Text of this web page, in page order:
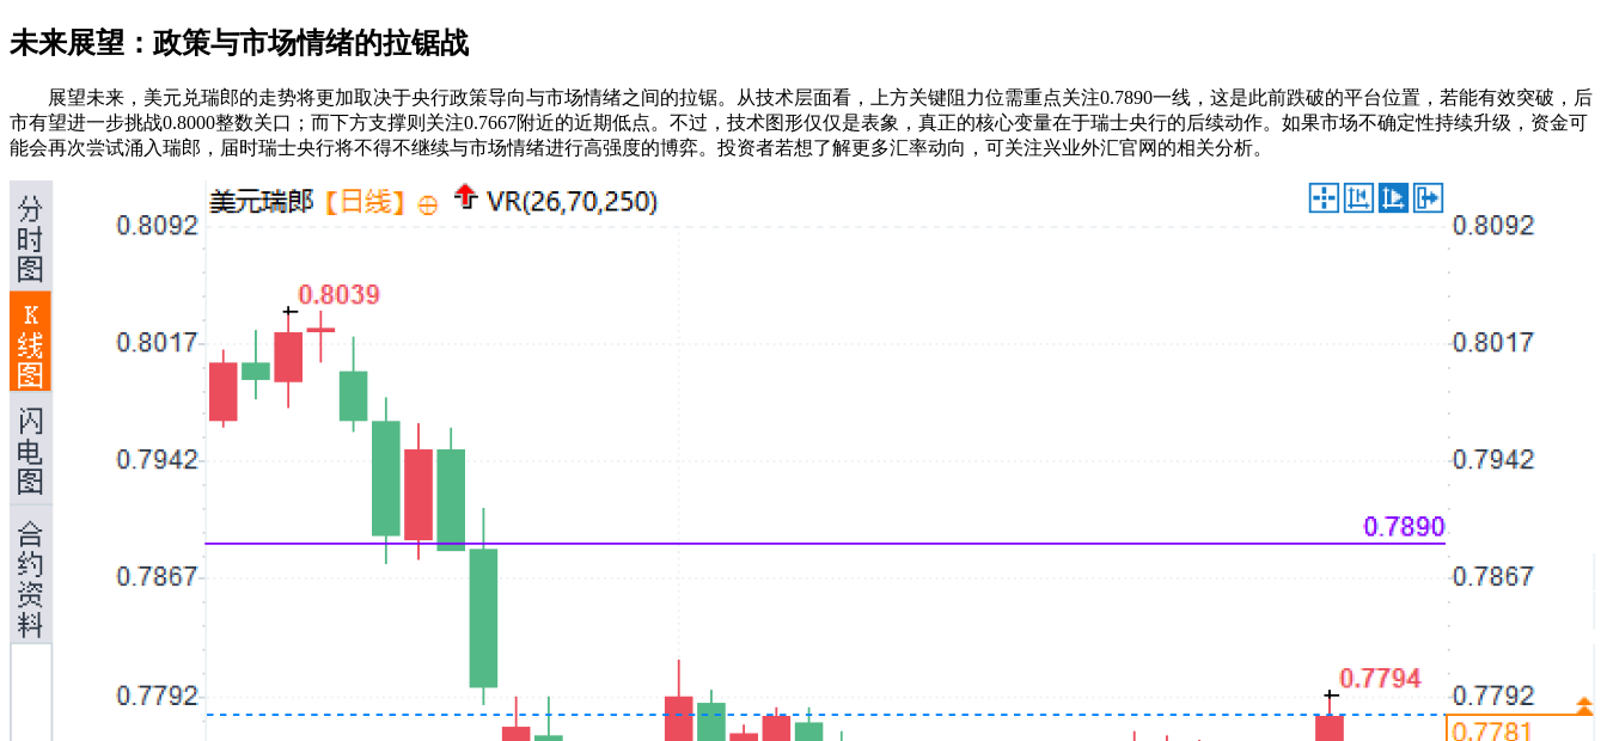
未来展望：政策与市场情绪的拉锯战
展望未来，美元兑瑞郎的走势将更加取决于央行政策导向与市场情绪之间的拉锯。从技术层面看，上方关键阻力位需重点关注0.7890一线，这是此前跌破的平台位置，若能有效突破，后
市有望进一步挑战0.8000整数关口；而下方支撑则关注0.7667附近的近期低点。不过，技术图形仅仅是表象，真正的核心变量在于瑞士央行的后续动作。如果市场不确定性持续升级，资金可
能会再次尝试涌入瑞郎，届时瑞士央行将不得不继续与市场情绪进行高强度的博弈。投资者若想了解更多汇率动向，可关注兴业外汇官网的相关分析。